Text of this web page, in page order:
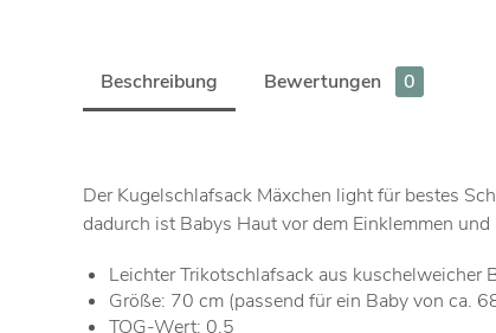
Beschreibung Bewertungen 0
Der Kugelschlafsack Mäxchen light für bestes
dadurch ist Babys Haut vor dem Einklemmen
Leichter Trikotschlafsack aus kuschelweicher
Größe: 70 cm (passend für ein Baby von ca.
TOG-Wert: 0,5